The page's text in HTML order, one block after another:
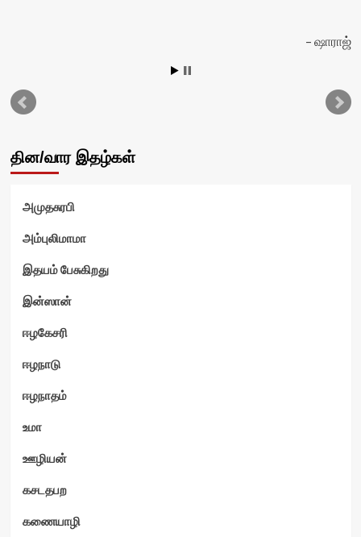
ஷாராஜ்
தின/வார இதழ்கள்
அமுதசுரபி
அம்புலிமாமா
இதயம் பேசுகிறது
இன்ஸான்
ஈழகேசரி
ஈழநாடு
ஈழநாதம்
உமா
ஊழியன்
கசடதபற
கணையாழி